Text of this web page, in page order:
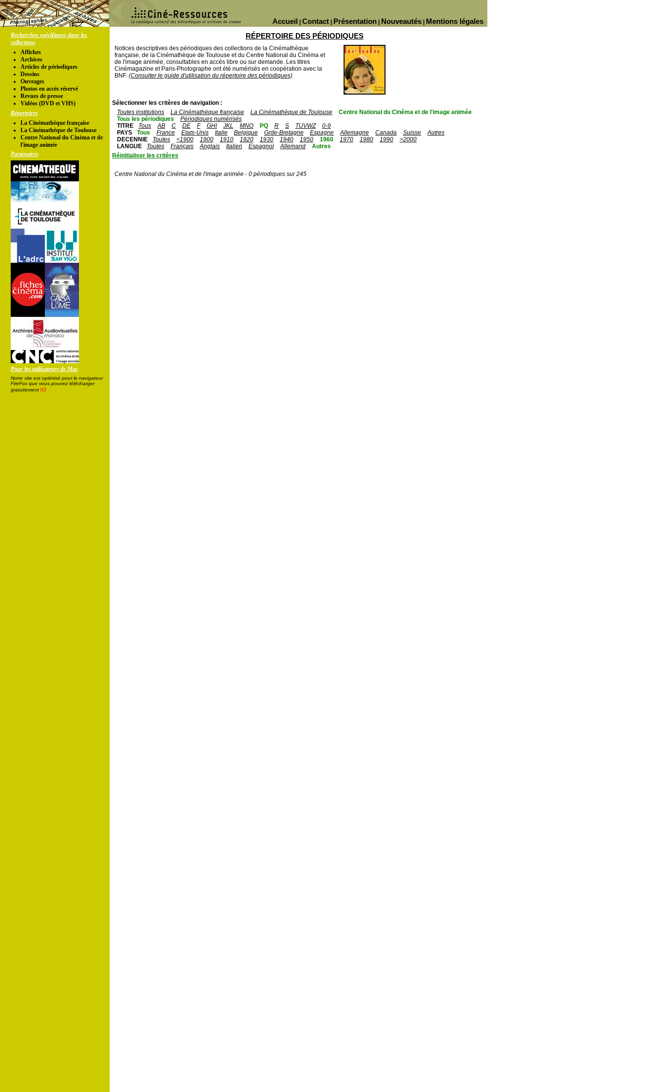
Mentions légales
Nouveautés
Présentation
Contact
Accueil
Recherches spécifiques dans les
collections
Affiches
Archives
Articles de périodiques
Dessins
Ouvrages
Photos en accés réservé
Revues de presse
Vidéos (DVD et VHS)
Répertoires
La Cinémathèque française
La Cinémathèque de Toulouse
Centre National du Cinéma et de
l'image animée
Partenaires
Pour les utilisateurs de Mac
Notre site est optimisé pour le navigateur
FireFox que vous pouvez télécharger
gratuitement ici
RÉPERTOIRE DES PÉRIODIQUES
Notices descriptives des périodiques des collections de la Cinémathèque
française, de la Cinémathèque de Toulouse et du Centre National du Cinéma et
de l'image animée, consultables en accès libre ou sur demande. Les titres
Cinémagazine et Paris-Photographe ont été numérisés en coopération avec la
BNF. (Consulter le guide d'utilisation du répertoire des périodiques)
Sélectionner les critères de navigation :
Toutes institutions
La Cinémathèque française La Cinémathèque de Toulouse
Centre National du Cinéma et de l'image animée
Tous les périodiques
Périodiques numérisés
TITRE
Tous AB C DE F GHI JKL MNO PQ R S TUVWZ
0-9
PAYS
Tous France Etats-Unis Italie Belgique Grde-Bretagne Espagne Allemagne Canada Suisse
Autres
DECENNIE
Toutes <1900 1900 1910 1920 1930 1940 1950 1960 1970 1980 1990
>2000
LANGUE
Toutes Français Anglais Italien Espagnol Allemand
Autres
Réinitialiser les critères
Centre National du Cinéma et de l'image animée - 0 périodiques sur 245